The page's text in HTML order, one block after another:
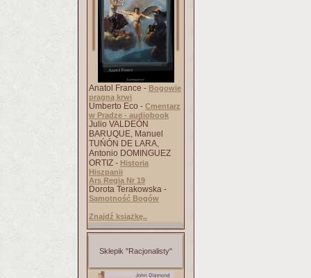
Anatol France - Bogowie
pragną krwi
Umberto Eco - Cmentarz
w Pradze - audiobook
Julio VALDEÓN
BARUQUE, Manuel
TUŃÓN DE LARA,
Antonio DOMINGUEZ
ORTIZ - Historia
Hiszpanii
Ars Regia Nr 19
Dorota Terakowska -
Samotność Bogów
Znajdź książkę..
Sklepik "Racjonalisty"